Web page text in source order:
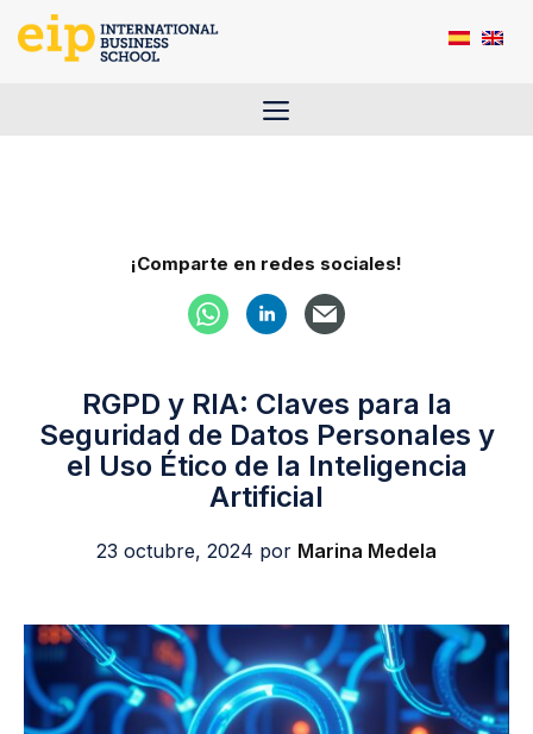
Saltar
Menú
¡Comparte en redes sociales!
RGPD y RIA: Claves para la
Seguridad de Datos Personales y
el Uso Ético de la Inteligencia
Artificial
23 octubre, 2024 por Marina Medela